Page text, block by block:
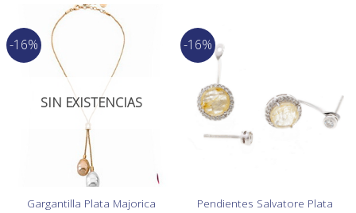
-16%
SIN EXISTENCIAS
Gargantilla Plata Majorica
-16%
Pendientes Salvatore Plata